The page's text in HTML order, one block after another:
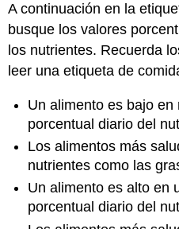
A continuación en la
busque los valores
los nutrientes. Recuerda
leer una etiqueta de
Un alimento es bajo
porcentual diario del
Los alimentos más
nutrientes como las
Un alimento es alto en
porcentual diario del